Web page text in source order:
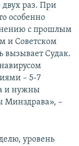
двух раз. При
особенно
с прошлым
и Советском
вызывает Судак.
– 5-7
и нужны
Минздрава», –
уровень